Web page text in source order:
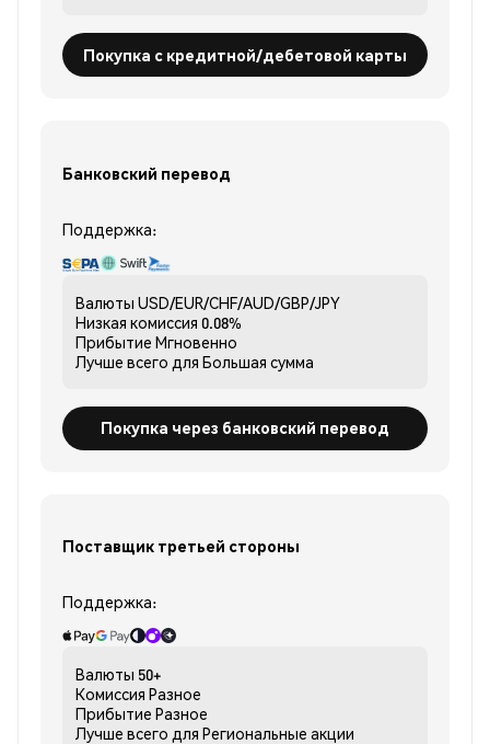
Покупка с кредитной/дебетовой карты
Банковский перевод
Поддержка:
Валюты USD/EUR/CHF/AUD/GBP/JPY
Низкая комиссия 0.08%
Прибытие Мгновенно
Лучше всего для Большая сумма
Покупка через банковский перевод
Поставщик третьей стороны
Поддержка:
Валюты 50+
Комиссия Разное
Прибытие Разное
Лучше всего для Региональные акции